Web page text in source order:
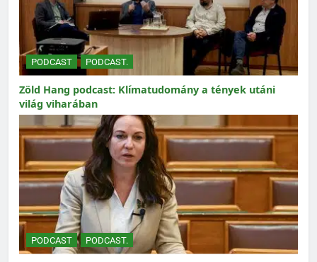
PODCAST PODCAST.
Zöld Hang podcast: Klímatudomány a tények utáni
világ viharában
PODCAST PODCAST.